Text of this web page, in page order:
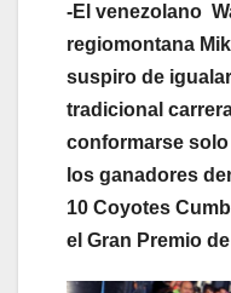
-El venezolano
regiomontana
suspiro de
tradicional
conformarse
los ganadores
10 Coyotes
el Gran Premio